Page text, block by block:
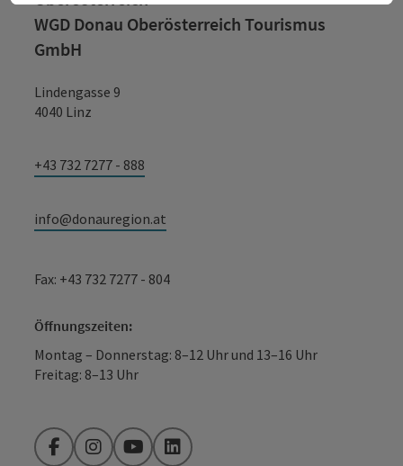
WGD Donau Oberösterreich Tourismus
GmbH
Lindengasse 9
4040 Linz
+43 732 7277 - 888
info@donauregion.at
Fax: +43 732 7277 - 804
Öffnungszeiten:
Montag – Donnerstag: 8–12 Uhr und 13–16 Uhr
Freitag: 8–13 Uhr
FacebookInstagramYouTubeLinkedIn